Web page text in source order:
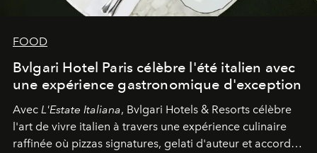
FOOD
Bvlgari Hotel Paris célèbre l'été italien avec
une expérience gastronomique d'exception
Avec L'Estate Italiana, Bvlgari Hotels & Resorts célèbre
l'art de vivre italien à travers une expérience culinaire
raffinée où pizzas signatures, gelati d'auteur et accords